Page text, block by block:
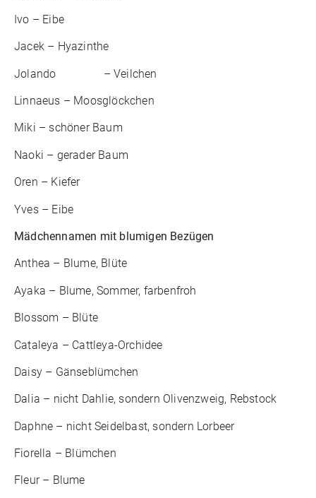
Ivo – Eibe
Jacek – Hyazinthe
Jolando – Veilchen
Linnaeus – Moosglöckchen
Miki – schöner Baum
Naoki – gerader Baum
Oren – Kiefer
Yves – Eibe
Mädchennamen mit blumigen Bezügen
Anthea – Blume, Blüte
Ayaka – Blume, Sommer, farbenfroh
Blossom – Blüte
Cataleya – Cattleya-Orchidee
Daisy – Gänseblümchen
Dalia – nicht Dahlie, sondern Olivenzweig, Rebstock
Daphne – nicht Seidelbast, sondern Lorbeer
Fiorella – Blümchen
Fleur – Blume